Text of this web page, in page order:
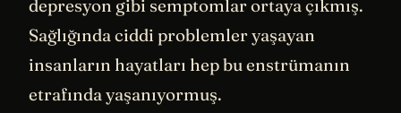
depresyon gibi semptomlar ortaya çıkmış.
Sağlığında ciddi problemler yaşayan
insanların hayatları hep bu enstrümanın
etrafında yaşanıyormuş.